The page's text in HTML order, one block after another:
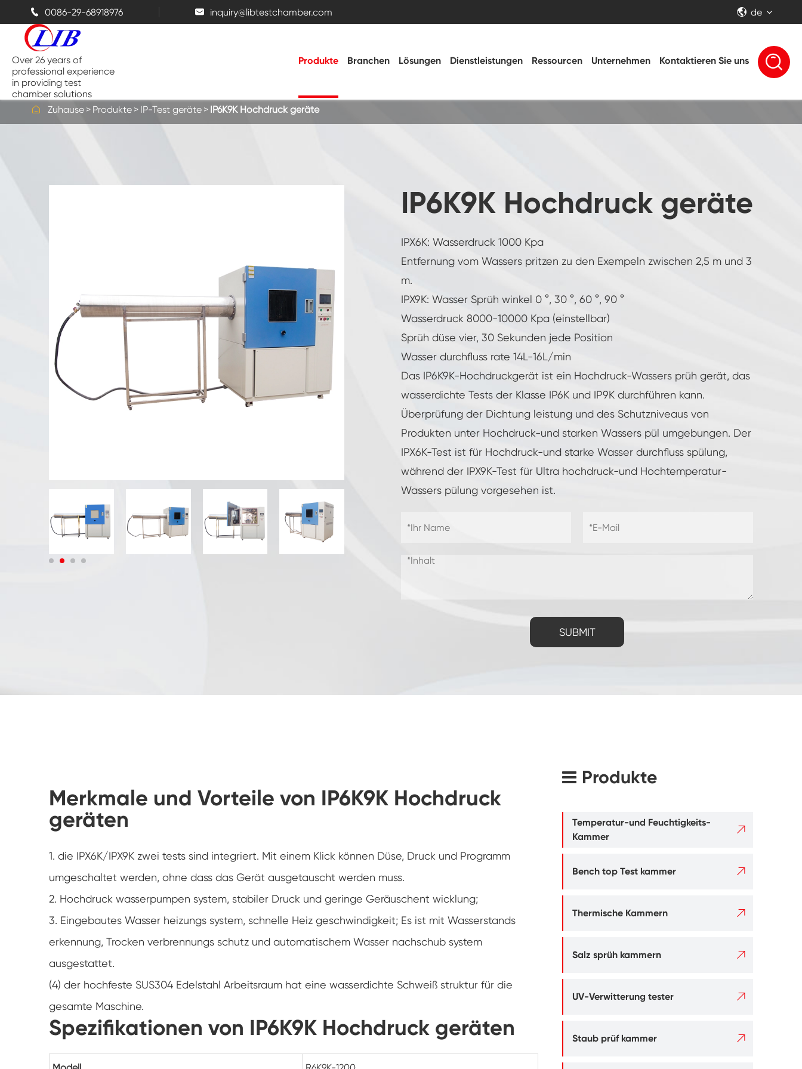
 0086-29-68918976  inquiry@libtestchamber.com  de
Over 26 years of
professional experience
in providing test
chamber solutions
Produkte
Bench top Test kammer
Staub prüf kammer
Regen Test kammer
Begehbare Kammer
Spezielle Test kammer
Heiße kalte Kammer
Hohe Niedertemperatur-Test kammer
Luft feuchtigkeit kammer mit konstanter
Batterieprüfkammer
Umwelt kontrollierte Kammer
CO2-Klimakammer
Thermische Stabilitäts prüfmaschine
Feuchte Heiz kammer für PV-Module
Klima-und Temperatur prüf kammer
Gefrier widerstands prüf kammer
Doppelte Tür benutzer definierte
Haltbarkeit prüfungs kammer
Kombinierte Salz sprüh-und Klima test
kammer
Temperatur- und Feuchtegesteuerte
Umweltkonditionierungseinheit
Temperatur-Umwelt simulations kammer
Feuchtigkeits-Kammern
Vielseitige Umwelt prüfungs kammer
Branchen Lösungen Dienstleistungen Ressourcen Unternehmen Kontaktieren Sie uns 
 Zuhause Produkte IP-Test geräte IP6K9K Hochdruck geräte
IP6K9K Hochdruck geräte
IPX6K: Wasserdruck 1000 Kpa
Entfernung vom Wassers pritzen zu den Exempeln zwischen 2,5 m und 3
m.
IPX9K: Wasser Sprüh winkel 0 °, 30 °, 60 °, 90 °
Wasserdruck 8000-10000 Kpa (einstellbar)
Sprüh düse vier, 30 Sekunden jede Position
Wasser durchfluss rate 14L-16L/min
Das IP6K9K-Hochdruckgerät ist ein Hochdruck-Wassers prüh gerät, das
wasserdichte Tests der Klasse IP6K und IP9K durchführen kann.
Überprüfung der Dichtung leistung und des Schutzniveaus von
Produkten unter Hochdruck-und starken Wassers pül umgebungen. Der
IPX6K-Test ist für Hochdruck-und starke Wasser durchfluss spülung,
während der IPX9K-Test für Ultra hochdruck-und Hochtemperatur-
Wassers pülung vorgesehen ist.
SUBMIT
Merkmale und Vorteile von IP6K9K Hochdruck
geräten
1. die IPX6K/IPX9K zwei tests sind integriert. Mit einem Klick können Düse, Druck und Programm
umgeschaltet werden, ohne dass das Gerät ausgetauscht werden muss.
2. Hochdruck wasserpumpen system, stabiler Druck und geringe Geräuschent wicklung;
3. Eingebautes Wasser heizungs system, schnelle Heiz geschwindigkeit; Es ist mit Wasserstands
erkennung, Trocken verbrennungs schutz und automatischem Wasser nachschub system
ausgestattet.
(4) der hochfeste SUS304 Edelstahl Arbeitsraum hat eine wasserdichte Schweiß struktur für die
gesamte Maschine.
Spezifikationen von IP6K9K Hochdruck geräten
Produkte
Temperatur-und Feuchtigkeits-
Kammer

Bench top Test kammer 
Thermische Kammern 
Salz sprüh kammern 
UV-Verwitterung tester 
Staub prüf kammer 